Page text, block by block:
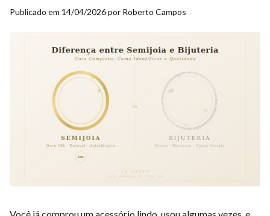
Publicado em 14/04/2026 por Roberto Campos